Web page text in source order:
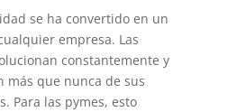
se ha convertido en un
empresa. Las
constantemente y
más que nunca de sus
Para las pymes, esto